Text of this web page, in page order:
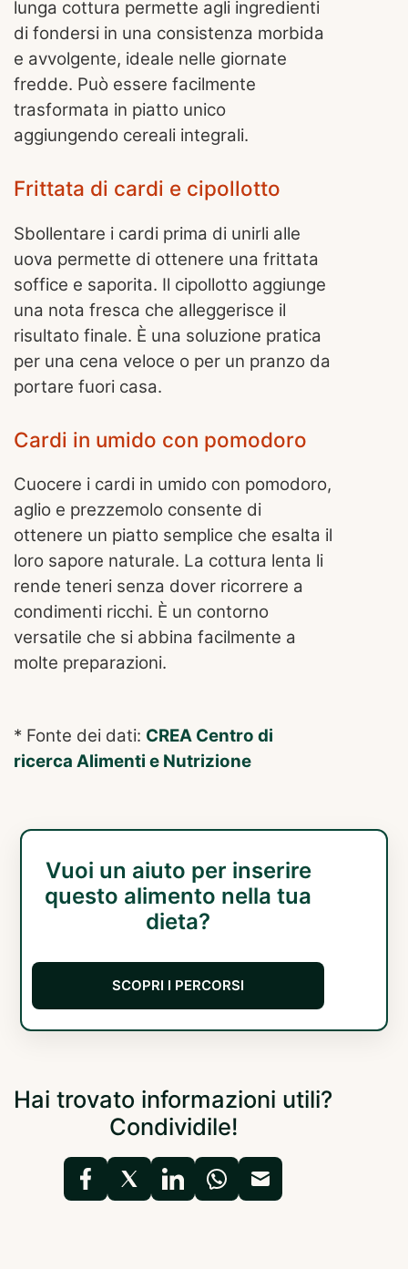
lunga cottura permette agli ingredienti
di fondersi in una consistenza morbida
e avvolgente, ideale nelle giornate
fredde. Può essere facilmente
trasformata in piatto unico
aggiungendo cereali integrali.
Frittata di cardi e cipollotto
Sbollentare i cardi prima di unirli alle
uova permette di ottenere una frittata
soffice e saporita. Il cipollotto aggiunge
una nota fresca che alleggerisce il
risultato finale. È una soluzione pratica
per una cena veloce o per un pranzo da
portare fuori casa.
Cardi in umido con pomodoro
Cuocere i cardi in umido con pomodoro,
aglio e prezzemolo consente di
ottenere un piatto semplice che esalta il
loro sapore naturale. La cottura lenta li
rende teneri senza dover ricorrere a
condimenti ricchi. È un contorno
versatile che si abbina facilmente a
molte preparazioni.
* Fonte dei dati: CREA Centro di
ricerca Alimenti e Nutrizione
Vuoi un aiuto per inserire
questo alimento nella tua
dieta?
SCOPRI I PERCORSI
Hai trovato informazioni utili?
Condividile!